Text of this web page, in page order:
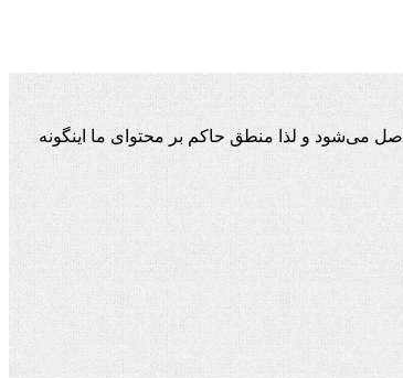
می‌شود و لذا منطق حاکم بر محتوای ما اینگونه